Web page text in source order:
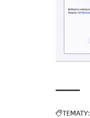
TEMATY: